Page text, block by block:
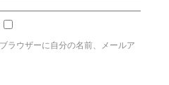
ラウザーに自分の名前、メールア